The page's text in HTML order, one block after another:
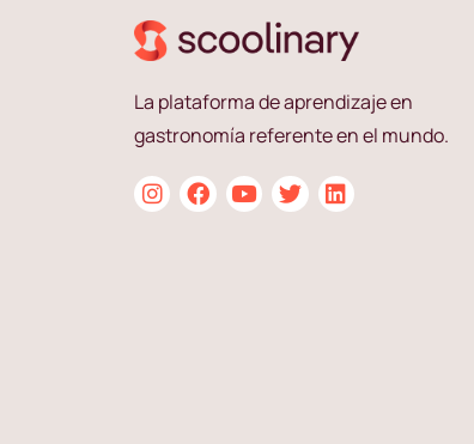
La plataforma de aprendizaje en
gastronomía referente en el mundo.